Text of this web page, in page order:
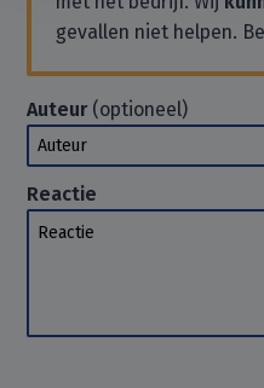
gevallen niet helpen.
Auteur(optioneel)
Auteur
Reactie
Reactie